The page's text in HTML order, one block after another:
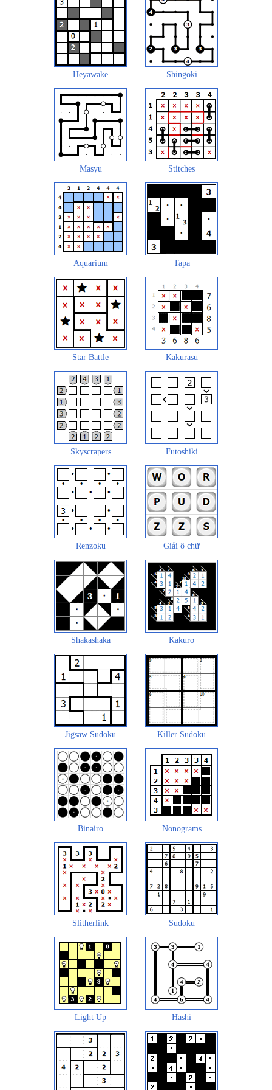
Heyawake Shingoki
Masyu Stitches
Aquarium Tapa
Star Battle Kakurasu
Skyscrapers Futoshiki
Renzoku Giải ô chữ
Shakashaka Kakuro
Jigsaw Sudoku Killer Sudoku
Binairo Nonograms
Slitherlink Sudoku
Light Up Hashi